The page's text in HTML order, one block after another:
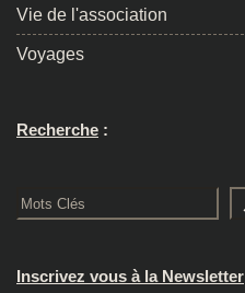
Vie de l'association
Voyages
Recherche :
Rechercher
Inscrivez vous à la Newsletter